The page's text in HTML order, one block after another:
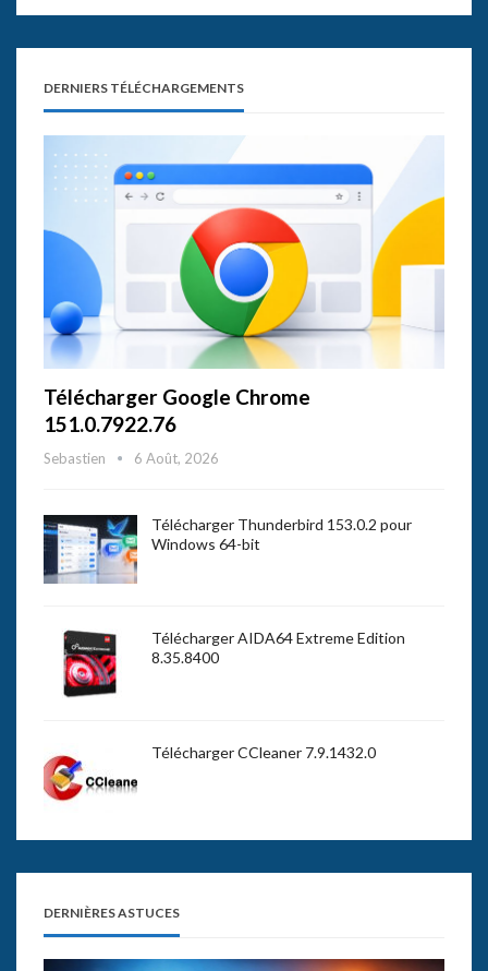
DERNIERS TÉLÉCHARGEMENTS
Télécharger Google Chrome
151.0.7922.76
Sebastien 6 Août, 2026
Télécharger Thunderbird 153.0.2 pour
Windows 64-bit
Télécharger AIDA64 Extreme Edition
8.35.8400
Télécharger CCleaner 7.9.1432.0
DERNIÈRES ASTUCES